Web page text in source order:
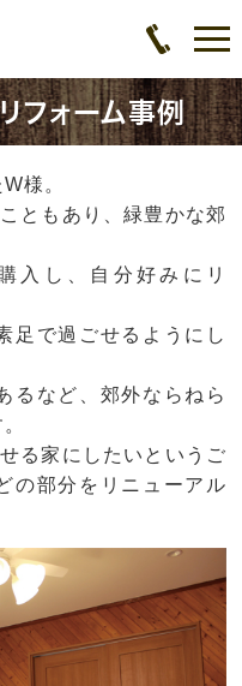
フォーム事例
様。
ともあり、緑豊かな郊
入し、自分好みにリ
足で過ごせるようにし
るなど、郊外ならねら
る家にしたいというご
の部分をリニューアル